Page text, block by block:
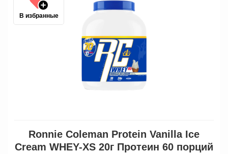
В избранные
Ronnie Coleman Protein Vanilla Ice
Cream WHEY-XS 20г Протеин 60 порций